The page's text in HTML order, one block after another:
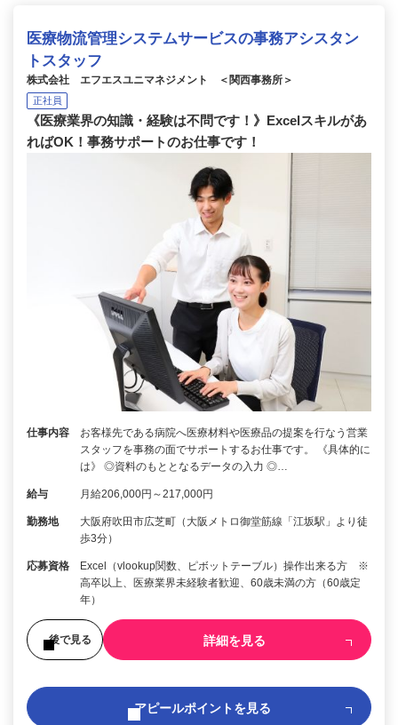
医療物流管理システムサービスの事務アシスタン
トスタッフ
株式会社 エフエスユニマネジメント ＜関西事務所＞
正社員
《医療業界の知識・経験は不問です！》Excelスキルがあ
ればOK！事務サポートのお仕事です！
仕事内容
お客様先である病院へ医療材料や医療品の提案を行なう営業
スタッフを事務の面でサポートするお仕事です。 《具体的に
は》 ◎資料のもととなるデータの入力 ◎…
給与 月給206,000円～217,000円
勤務地
大阪府吹田市広芝町（大阪メトロ御堂筋線「江坂駅」より徒
歩3分）
応募資格
Excel（vlookup関数、ピボットテーブル）操作出来る方 ※
高卒以上、医療業界未経験者歓迎、60歳未満の方（60歳定
年）
後で見る 詳細を見る
アピールポイントを見る